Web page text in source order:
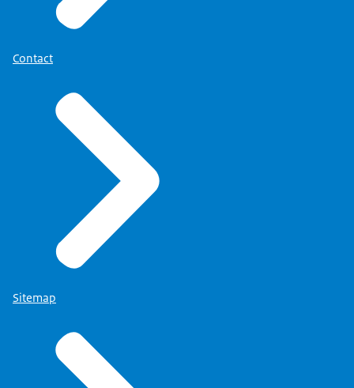
dan de baas van het UWV wel in die
al, maar dat kon toen nog niet. Ik
denk dat het belangrijkste is dat je
elkaar verstaat in de relatie. Of dat
nou in de driehoek
eigenaar/opdrachtgever/uitvoerder is,
of dat je daar meer hybride vormen
voor vindt, dat vind ik belangrijker
dan waar je het neerhangt. De
Suwi-operatie haalde het uit het
private domein naar
Dat was een wezenlijke stap.
We hadden een bijzondere ZBO en ik
Contact
Sitemap